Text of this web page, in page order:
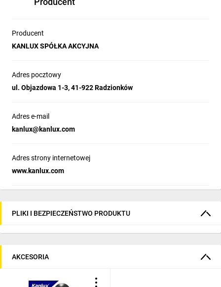
Producent
KANLUX SPÓŁKA AKCYJNA
Adres pocztowy
ul. Objazdowa 1-3, 41-922 Radzionków
Adres e-mail
kanlux@kanlux.com
Adres strony internetowej
www.kanlux.com
PLIKI I BEZPIECZEŃSTWO PRODUKTU
AKCESORIA